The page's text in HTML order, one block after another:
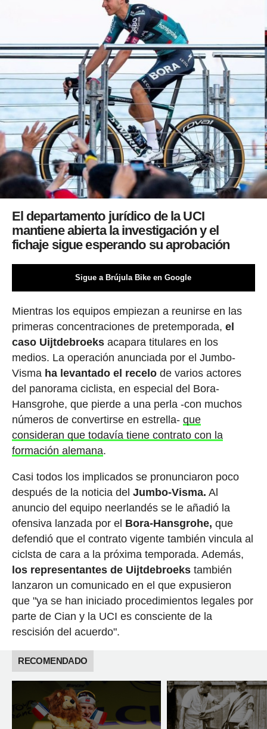
El departamento jurídico de la UCI
mantiene abierta la investigación y el
fichaje sigue esperando su aprobación
Sigue a Brújula Bike en Google
Mientras los equipos empiezan a reunirse en las
primeras concentraciones de pretemporada, el
caso Uijtdebroeksacapara titulares en los
medios. La operación anunciada por el Jumbo-
Visma ha levantado el recelode varios actores
del panorama ciclista, en especial del Bora-
Hansgrohe, que pierde a una perla -con muchos
números de convertirse en estrella- que
consideran que todavía tiene contrato con la
formación alemana.
Casi todos los implicados se pronunciaron poco
después de la noticia del Jumbo-Visma. Al
anuncio del equipo neerlandés se le añadió la
ofensiva lanzada por el Bora-Hansgrohe, que
defendió que el contrato vigente también vincula al
ciclsta de cara a la próxima temporada. Además,
los representantes de Uijtdebroekstambién
lanzaron un comunicado en el que expusieron
que "ya se han iniciado procedimientos legales por
parte de Cian y la UCI es consciente de la
rescisión del acuerdo".
RECOMENDADO